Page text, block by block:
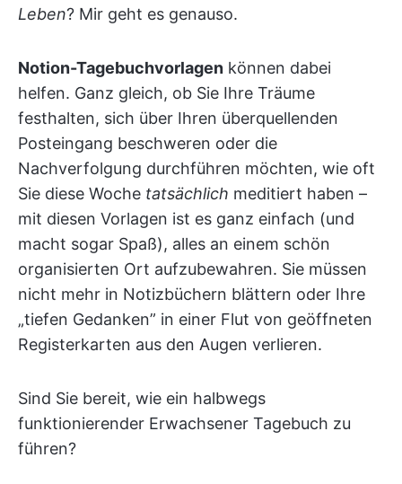
Leben? Mir geht es genauso.
Notion-Tagebuchvorlagen können dabei
helfen. Ganz gleich, ob Sie Ihre Träume
festhalten, sich über Ihren überquellenden
Posteingang beschweren oder die
Nachverfolgung durchführen möchten, wie oft
Sie diese Woche tatsächlich meditiert haben –
mit diesen Vorlagen ist es ganz einfach (und
macht sogar Spaß), alles an einem schön
organisierten Ort aufzubewahren. Sie müssen
nicht mehr in Notizbüchern blättern oder Ihre
„tiefen Gedanken” in einer Flut von geöffneten
Registerkarten aus den Augen verlieren.
Sind Sie bereit, wie ein halbwegs
funktionierender Erwachsener Tagebuch zu
führen?